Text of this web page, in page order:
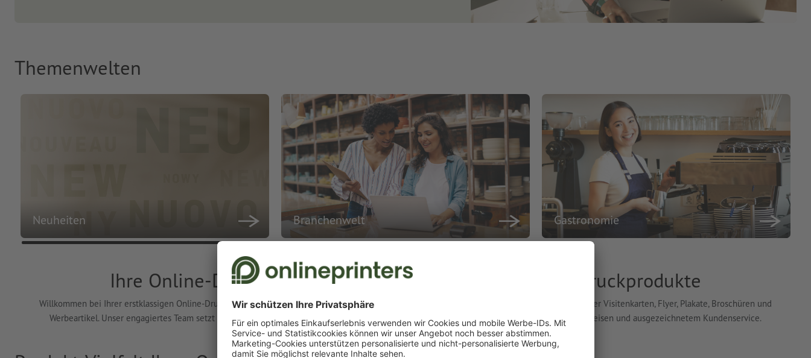
Ihre Online-Druckerei für begeisternde Marketing- und Druckprodukte
Willkommen bei Ihrer erstklassigen Online-Druckerei! Wir bieten Ihnen eine umfangreiche Auswahl an Druckprodukten in bester Qualität, darunter Visitenkarten, Flyer, Plakate, Broschüren und
Werbeartikel. Unser engagiertes Team setzt Ihre individuellen Druckwünsche professionell und termingerecht um. Profitieren Sie von fairen Preisen und ausgezeichnetem Kundenservice.
Themenwelten
Neuheiten Branchenwelt Gastronomie